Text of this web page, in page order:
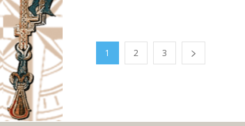
1 2 3